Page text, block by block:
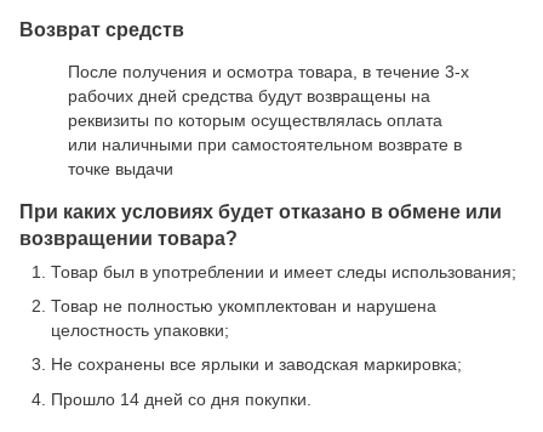
Возврат средств
После получения и осмотра товара, в течение 3-х
рабочих дней средства будут возвращены на
реквизиты по которым осуществлялась оплата
или наличными при самостоятельном возврате в
точке выдачи
При каких условиях будет отказано в обмене или
возвращении товара?
Товар был в употреблении и имеет следы использования;
Товар не полностью укомплектован и нарушена
целостность упаковки;
Не сохранены все ярлыки и заводская маркировка;
Прошло 14 дней со дня покупки.